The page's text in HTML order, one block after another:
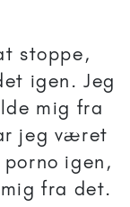
stoppe,
igen. Jeg
mig fra
jeg været
igen,
fra det.